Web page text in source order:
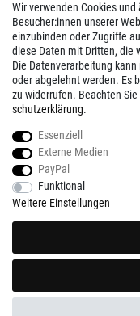
Wir verwenden Cookies
Besucher:innen unserer
einzubinden oder Zugriffe
diese Daten mit Dritten, die
Die Datenverarbeitung
oder abgelehnt werden. Es
zu widerrufen. Beachten Sie
schutz­erklärung.
Essenziell
Externe Medien
PayPal
Funktional
Weitere Einstellungen